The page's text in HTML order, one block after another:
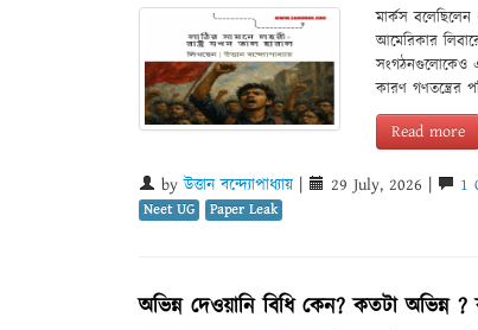
মার্কস
আমেরিকার
সংগঠনগুলোকেও
কারণ
Read more
byউত্তান বন্দ্যোপাধ্যায় 29 July, 2026 | 1
Neet UG
Paper Leak
অভিন্ন দেওয়ানি বিধি কেন? কতটা অভিন্ন ?